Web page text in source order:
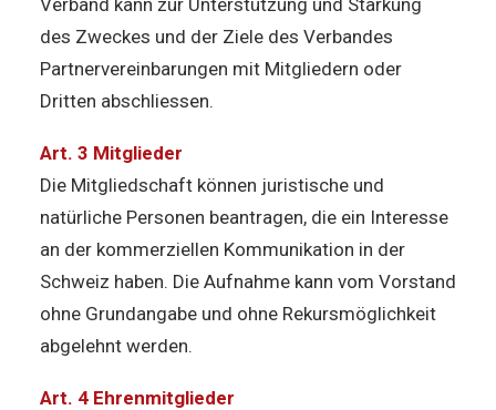
Verband kann zur Unterstützung und Stärkung
des Zweckes und der Ziele des Verbandes
Partnervereinbarungen mit Mitgliedern oder
Dritten abschliessen.
Art. 3 Mitglieder
Die Mitgliedschaft können juristische und
natürliche Personen beantragen, die ein Interesse
an der kommerziellen Kommunikation in der
Schweiz haben. Die Aufnahme kann vom Vorstand
ohne Grundangabe und ohne Rekursmöglichkeit
abgelehnt werden.
Art. 4 Ehrenmitglieder